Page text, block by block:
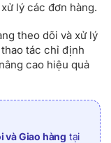
lý các đơn hàng.
theo dõi và xử lý
tác chỉ định
cao hiệu quả
và Giao hàng tại